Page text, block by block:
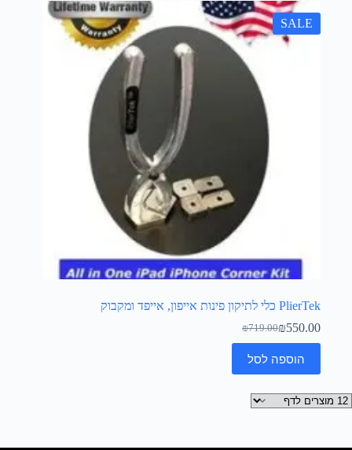
SALE
PlierTek כלי לתיקון פינות אייפון, אייפד ומקבוק
₪719.00₪550.00
הוספה לסל